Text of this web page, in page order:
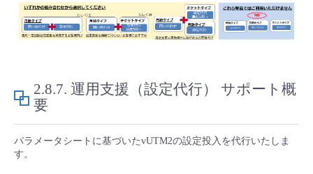
2.8.7. 運用支援（設定代行） サポート概
要
パラメータシートに基づいたvUTM2の設定投入を代行いたしま
す。